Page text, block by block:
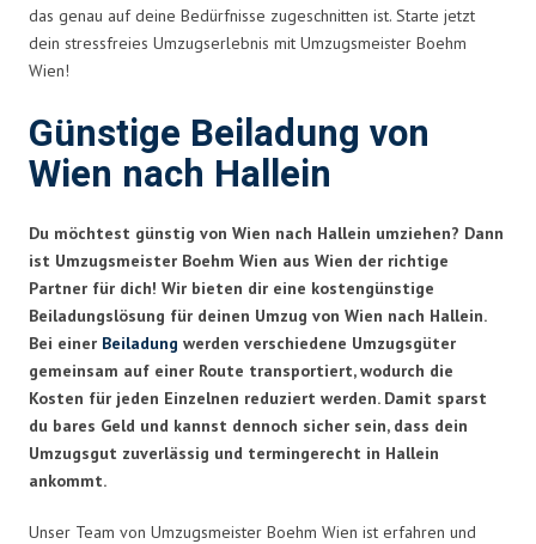
das genau auf deine Bedürfnisse zugeschnitten ist. Starte jetzt
dein stressfreies Umzugserlebnis mit Umzugsmeister Boehm
Wien!
Günstige Beiladung von
Wien nach Hallein
Du möchtest günstig von Wien nach Hallein umziehen? Dann
ist Umzugsmeister Boehm Wien aus Wien der richtige
Partner für dich! Wir bieten dir eine kostengünstige
Beiladungslösung für deinen Umzug von Wien nach Hallein.
Bei einer Beiladung werden verschiedene Umzugsgüter
gemeinsam auf einer Route transportiert, wodurch die
Kosten für jeden Einzelnen reduziert werden. Damit sparst
du bares Geld und kannst dennoch sicher sein, dass dein
Umzugsgut zuverlässig und termingerecht in Hallein
ankommt.
Unser Team von Umzugsmeister Boehm Wien ist erfahren und